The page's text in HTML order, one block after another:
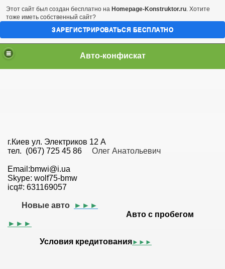
Авто-конфискат
г.Киев ул. Электриков 12 А
тел. (067) 725 45 86 Олег Анатольевич
Email:bmwi@i.ua
Skype: wolf75-bmw
icq#: 631169057
Новые авто
►►►
Авто с пробегом
►►►
Условия кредитования►►►
Этот сайт был создан бесплатно на Homepage-Konstruktor.ru. Хотите
тоже иметь собственный сайт?
ЗАРЕГИСТРИРОВАТЬСЯ БЕСПЛАТНО